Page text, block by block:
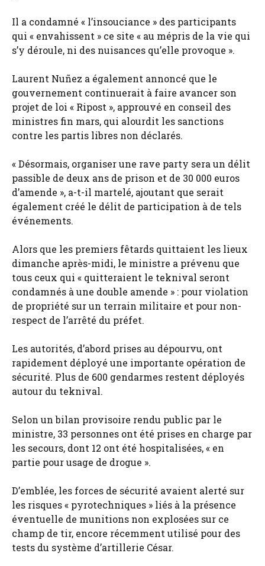
Il a condamné « l’insouciance » des participants
qui « envahissent » ce site « au mépris de la vie qui
s’y déroule, ni des nuisances qu’elle provoque ».
Laurent Nuñez a également annoncé que le
gouvernement continuerait à faire avancer son
projet de loi « Ripost », approuvé en conseil des
ministres fin mars, qui alourdit les sanctions
contre les partis libres non déclarés.
« Désormais, organiser une rave party sera un délit
passible de deux ans de prison et de 30 000 euros
d’amende », a-t-il martelé, ajoutant que serait
également créé le délit de participation à de tels
événements.
Alors que les premiers fêtards quittaient les lieux
dimanche après-midi, le ministre a prévenu que
tous ceux qui « quitteraient le teknival seront
condamnés à une double amende » : pour violation
de propriété sur un terrain militaire et pour non-
respect de l’arrêté du préfet.
Les autorités, d’abord prises au dépourvu, ont
rapidement déployé une importante opération de
sécurité. Plus de 600 gendarmes restent déployés
autour du teknival.
Selon un bilan provisoire rendu public par le
ministre, 33 personnes ont été prises en charge par
les secours, dont 12 ont été hospitalisées, « en
partie pour usage de drogue ».
D’emblée, les forces de sécurité avaient alerté sur
les risques « pyrotechniques » liés à la présence
éventuelle de munitions non explosées sur ce
champ de tir, encore récemment utilisé pour des
tests du système d’artillerie César.